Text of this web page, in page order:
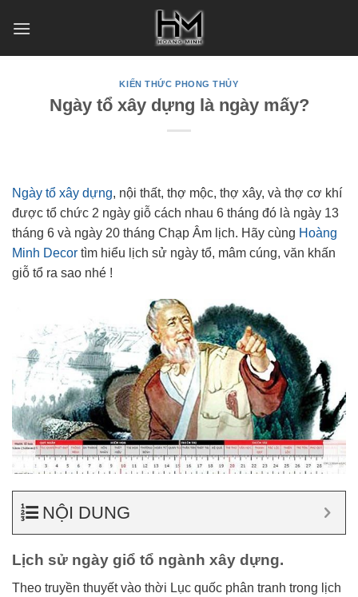
KIẾN THỨC PHONG THỦY
Ngày tổ xây dựng là ngày mấy?
Ngày tổ xây dựng, nội thất, thợ mộc, thợ xây, và thợ cơ khí
được tổ chức 2 ngày giỗ cách nhau 6 tháng đó là ngày 13
tháng 6 và ngày 20 tháng Chạp Âm lịch. Hãy cùng Hoàng
Minh Decor tìm hiểu lịch sử ngày tổ, mâm cúng, văn khấn
giỗ tổ ra sao nhé !
NỘI DUNG
Lịch sử ngày giổ tổ ngành xây dựng.
Theo truyền thuyết vào thời Lục quốc phân tranh trong lịch